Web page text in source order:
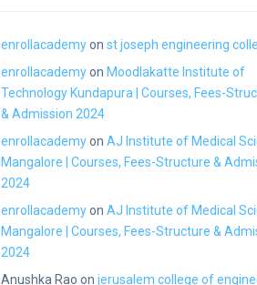
enrollacademyon st joseph engineering
enrollacademyon Moodlakatte Institute of
Technology Kundapura | Courses, Fees-
& Admission 2024
enrollacademyon AJ Institute of Medical
Mangalore | Courses, Fees-Structure &
2024
enrollacademyon AJ Institute of Medical
Mangalore | Courses, Fees-Structure &
2024
Anushka Rao on jerusalem college of